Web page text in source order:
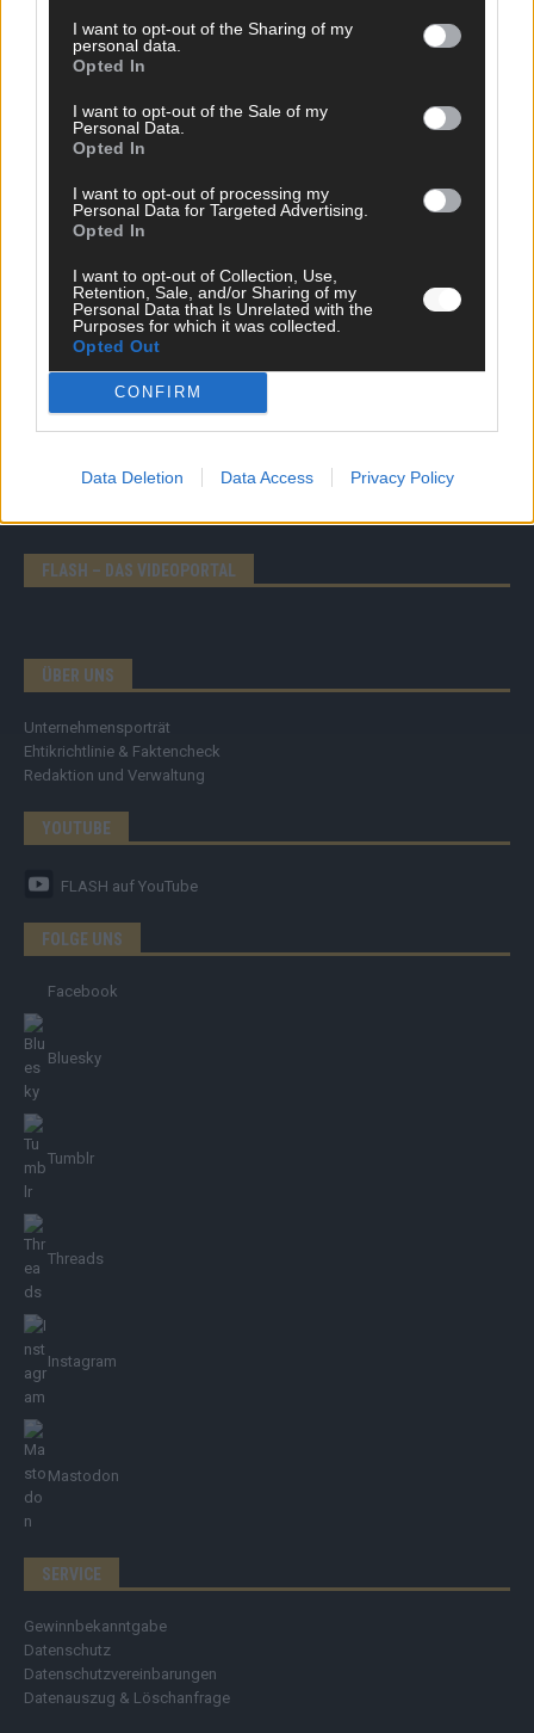
I want to opt-out of the Sharing of my
personal data.
Opted In
I want to opt-out of the Sale of my
Personal Data.
Opted In
I want to opt-out of processing my
Personal Data for Targeted Advertising.
Opted In
I want to opt-out of Collection, Use,
Retention, Sale, and/or Sharing of my
Personal Data that Is Unrelated with the
Purposes for which it was collected.
Opted Out
CONFIRM
Data Deletion Data Access Privacy Policy
DIREKT ZUM THEMA
Politik & Co
Money Matters
Tipps & Tricks
Meinung
Eurovision
FLASH – DAS VIDEOPORTAL
ÜBER UNS
Unternehmensporträt
Ehtikrichtlinie & Faktencheck
Redaktion und Verwaltung
YOUTUBE
FLASH auf YouTube
FOLGE UNS
Facebook
Bluesky
Tumblr
Threads
Instagram
Mastodon
SERVICE
Gewinnbekanntgabe
Datenschutz
Datenschutzvereinbarungen
Datenauszug & Löschanfrage